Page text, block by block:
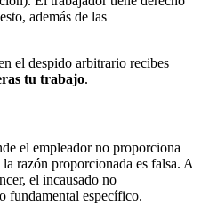
además de las
el despido arbitrario recibes
tu trabajo.
el empleador no proporciona
razón proporcionada es falsa. A
el incausado no
fundamental específico.